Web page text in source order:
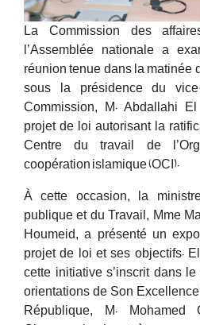
La Commission des
l’Assemblée nationale a
réunion tenue dans la matinée
sous la présidence du
Commission, M. Abdallahi
projet de loi autorisant la
Centre du travail de
coopération islamique (OCI).
À cette occasion, la
publique et du Travail, Mme
Houmeid, a présenté un
projet de loi et ses objectifs.
cette initiative s’inscrit dans
orientations de Son
République, M. Mohamed